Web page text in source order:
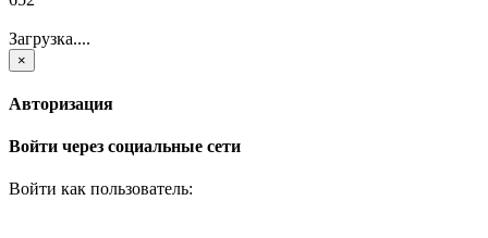
Загрузка....
×
Авторизация
Войти через социальные сети
Войти как пользователь: